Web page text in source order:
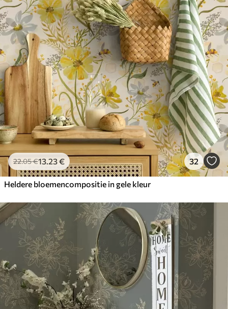
22.05€13.23€ 32
Heldere bloemencompositie in gele kleur